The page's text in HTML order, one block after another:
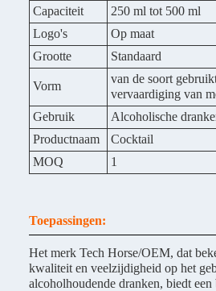
Capaciteit
250 ml tot 500 ml
Logo's
Op maat
Grootte
Standaard
Vorm
van de soort
vervaardiging van
Gebruik
Alcoholische
Productnaam
Cocktail
MOQ
1
Toepassingen:
Het merk Tech Horse/OEM, dat
kwaliteit en veelzijdigheid op het
alcoholhoudende dranken, biedt een